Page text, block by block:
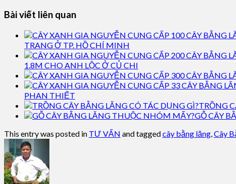
Bài viết liên quan
TRANG Ở TP. HỒ CHÍ MINH
1.8M CHO ANH LỘC Ở CỦ CHI
PHAN THIẾT
TRỒNG
GỖ CÂY
This entry was posted in TƯ VẤN and taggedcây bằng lăng,Cây